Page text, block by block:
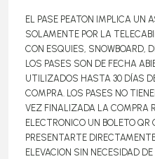
EL PASE PEATON IMPLICA UN
SOLAMENTE POR LA
CON ESQUIES, SNOWBOARD,
LOS PASES SON DE FECHA
UTILIZADOS HASTA 30 DÍAS
COMPRA. LOS PASES NO
VEZ FINALIZADA LA COMPRA
ELECTRONICO UN BOLETO QR
PRESENTARTE
ELEVACION SIN NECESIDAD